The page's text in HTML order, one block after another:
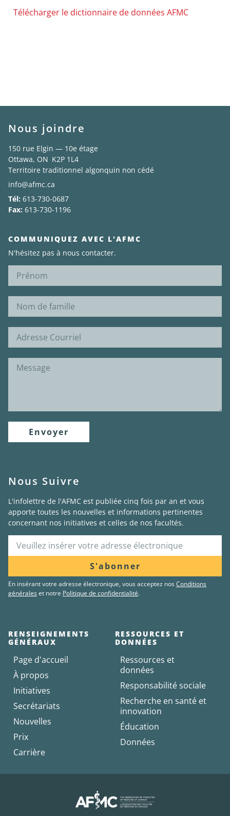
Télécharger le dictionnaire de données AFMC
Nous joindre
150 rue Elgin — 10e étage
Ottawa, ON K2P 1L4
Territoire traditionnel algonquin non cédé
info@afmc.ca
Tél: 613-730-0687
Fax: 613-730-1196
COMMUNIQUEZ AVEC L'AFMC
N'hésitez pas à nous contacter.
Envoyer
Nous Suivre
L'infolettre de l'AFMC est publiée cinq fois par an et vous
apporte toutes les nouvelles et informations pertinentes
concernant nos initiatives et celles de nos facultés.
S'abonner
En insérant votre adresse électronique, vous acceptez nosConditions
généraleset notre Politique de confidentialité.
RENSEIGNEMENTS
GÉNÉRAUX
Page d'accueil
À propos
Initiatives
Secrétariats
Nouvelles
Prix
Carrière
RESSOURCES ET
DONNÉES
Ressources et
données
Responsabilité sociale
Recherche en santé et
innovation
Éducation
Données